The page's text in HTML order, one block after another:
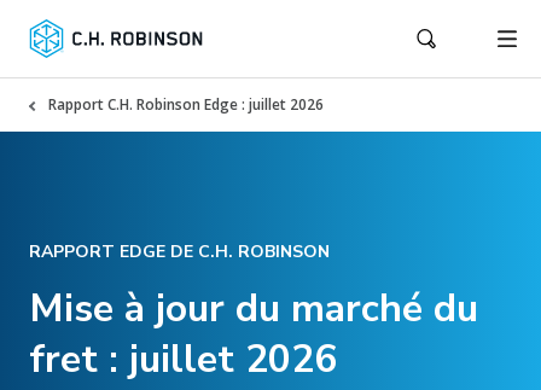
Rapport C.H. Robinson Edge : juillet 2026
RAPPORT EDGE DE C.H. ROBINSON
Mise à jour du marché du
fret : juillet 2026